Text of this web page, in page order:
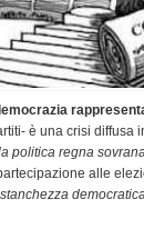
è una crisi diffusa
politica regna
alle
stanchezza